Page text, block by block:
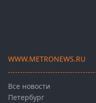
WWW.METRONEWS.RU
Все новости
Петербург